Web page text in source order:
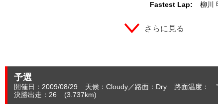
Fastest Lap:
柳川 明
さらに見る
予選
開催日：2009/08/29 天候：Cloudy 路面：Dry
路面温度：
決勝出走：26
(3.737km)